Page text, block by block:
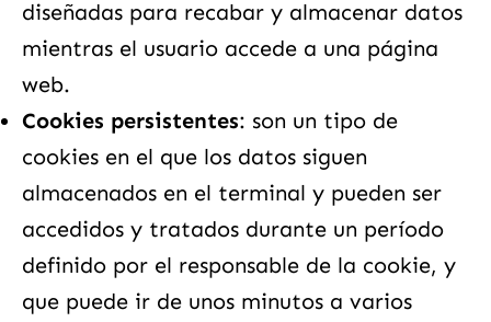
diseñadas para recabar y almacenar datos
mientras el usuario accede a una página
web.
Cookies persistentes: son un tipo de
cookies en el que los datos siguen
almacenados en el terminal y pueden ser
accedidos y tratados durante un período
definido por el responsable de la cookie, y
que puede ir de unos minutos a varios